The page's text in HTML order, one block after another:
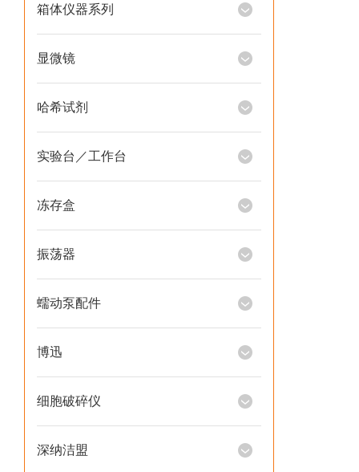
箱体仪器系列
显微镜
哈希试剂
实验台／工作台
冻存盒
振荡器
蠕动泵配件
博迅
细胞破碎仪
深纳洁盟